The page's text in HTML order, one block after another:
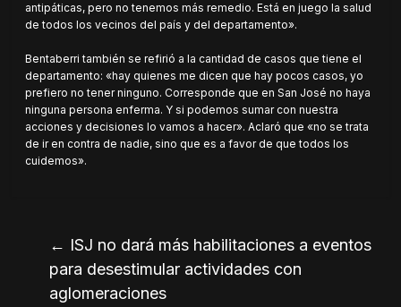
antipáticas, pero no tenemos más remedio. Está en juego la salud
de todos los vecinos del país y del departamento».
Bentaberri también se refirió a la cantidad de casos que tiene el
departamento: «hay quienes me dicen que hay pocos casos, yo
prefiero no tener ninguno. Corresponde que en San José no haya
ninguna persona enferma. Y si podemos sumar con nuestra
acciones y decisiones lo vamos a hacer». Aclaró que «no se trata
de ir en contra de nadie, sino que es a favor de que todos los
cuidemos».
← ISJ no dará más habilitaciones a eventos
para desestimular actividades con
aglomeraciones